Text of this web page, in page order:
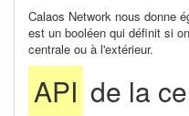
Calaos Network nous donne
est un booléen qui définit si
centrale ou à l'extérieur.
API de la